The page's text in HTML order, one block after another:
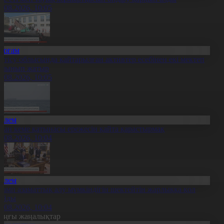
10:05
облысында қайтарылған активтер есебінен екі мектеп
жатыр
10:05
кеме қатынасы ережесін қайта қарастырмақ
10:04
азаматтық алу мүмкіндігін шектейтін жарлыққа қол
10:04
жаңалықтар